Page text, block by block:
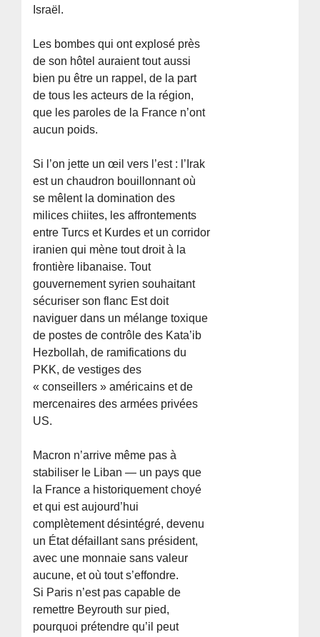
Israël.
Les bombes qui ont explosé près
de son hôtel auraient tout aussi
bien pu être un rappel, de la part
de tous les acteurs de la région,
que les paroles de la France n’ont
aucun poids.
Si l’on jette un œil vers l’est : l’Irak
est un chaudron bouillonnant où
se mêlent la domination des
milices chiites, les affrontements
entre Turcs et Kurdes et un corridor
iranien qui mène tout droit à la
frontière libanaise. Tout
gouvernement syrien souhaitant
sécuriser son flanc Est doit
naviguer dans un mélange toxique
de postes de contrôle des Kata’ib
Hezbollah, de ramifications du
PKK, de vestiges des
« conseillers » américains et de
mercenaires des armées privées
US.
Macron n’arrive même pas à
stabiliser le Liban — un pays que
la France a historiquement choyé
et qui est aujourd’hui
complètement désintégré, devenu
un État défaillant sans président,
avec une monnaie sans valeur
aucune, et où tout s’effondre.
Si Paris n’est pas capable de
remettre Beyrouth sur pied,
pourquoi prétendre qu’il peut